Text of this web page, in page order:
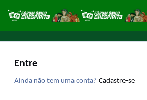
Entre
Ainda não tem uma conta? Cadastre-se